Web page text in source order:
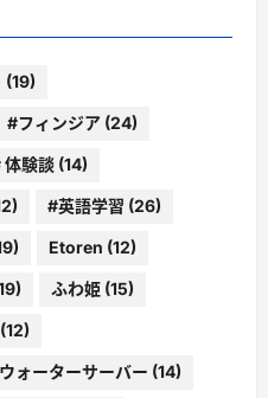
(19)
#フィンジア (24)
体験談 (14)
#英語学習 (26)
Etoren (12)
ふわ姫 (15)
(12)
ウォーターサーバー (14)